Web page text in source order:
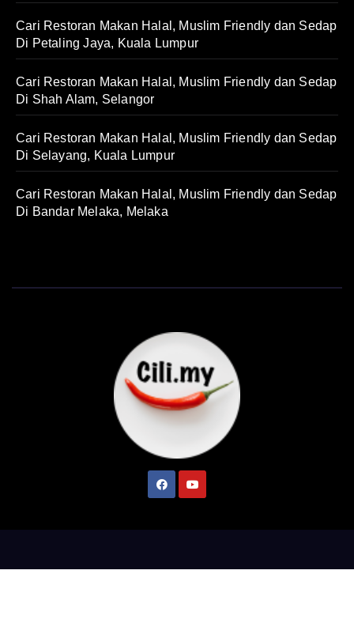
Cari Restoran Makan Halal, Muslim Friendly dan Sedap
Di Petaling Jaya, Kuala Lumpur
Cari Restoran Makan Halal, Muslim Friendly dan Sedap
Di Shah Alam, Selangor
Cari Restoran Makan Halal, Muslim Friendly dan Sedap
Di Selayang, Kuala Lumpur
Cari Restoran Makan Halal, Muslim Friendly dan Sedap
Di Bandar Melaka, Melaka